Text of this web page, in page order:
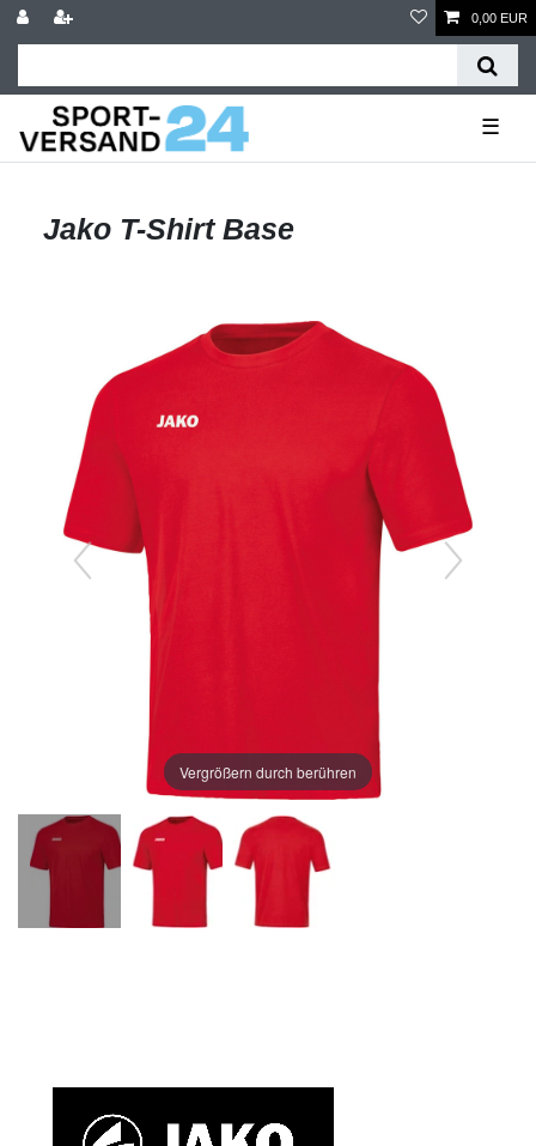
0,00 EUR
☰
Jako T-Shirt Base
Vergrößern durch berühren